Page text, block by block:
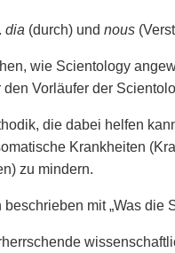
dia (durch) und nous
wie Scientology
Vorläufer der
die dabei helfen
Krankheiten
zu mindern.
mit „Was die